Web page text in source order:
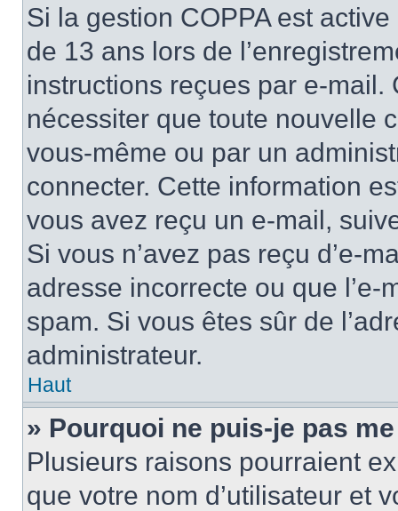
Si la gestion COPPA est
de 13 ans lors de
instructions reçues par e-
nécessiter que toute nouvelle
vous-même ou par un
connecter. Cette information
vous avez reçu un e-mail,
Si vous n’avez pas reçu d’e-
adresse incorrecte ou que
spam. Si vous êtes sûr de
administrateur.
Haut
» Pourquoi ne puis-je pas
Plusieurs raisons pourraient
que votre nom d’utilisateur et